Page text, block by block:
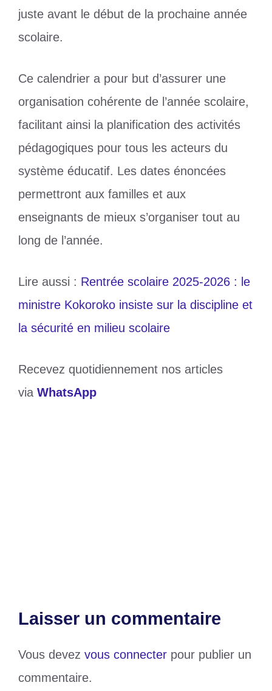
juste avant le début de la prochaine année
scolaire.
Ce calendrier a pour but d’assurer une
organisation cohérente de l’année scolaire,
facilitant ainsi la planification des activités
pédagogiques pour tous les acteurs du
système éducatif. Les dates énoncées
permettront aux familles et aux
enseignants de mieux s’organiser tout au
long de l’année.
Lire aussi : Rentrée scolaire 2025-2026 : le
ministre Kokoroko insiste sur la discipline et
la sécurité en milieu scolaire
Recevez quotidiennement nos articles
via WhatsApp
Laisser un commentaire
Vous devez vous connecter pour publier un
commentaire.